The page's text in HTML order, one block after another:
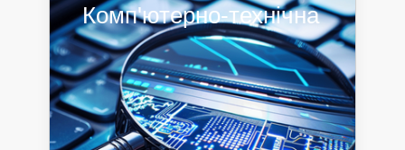
Комп'ютерно-технічна